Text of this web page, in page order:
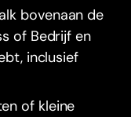
bovenaan de
of Bedrijf en
inclusief
of kleine